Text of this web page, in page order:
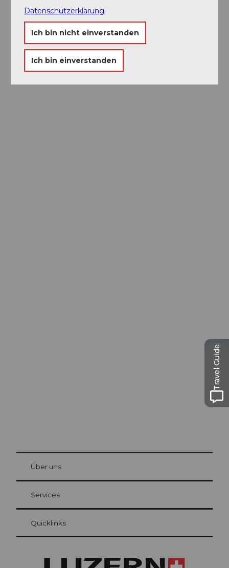
Gästekarte Luzern
Ihre Vorteile als Übernachtungsgast
at Bre
Über uns
Services
Quicklinks
Datenschutzerklärung
Ich bin nicht einverstanden
Ich bin einverstanden
Travel Guide